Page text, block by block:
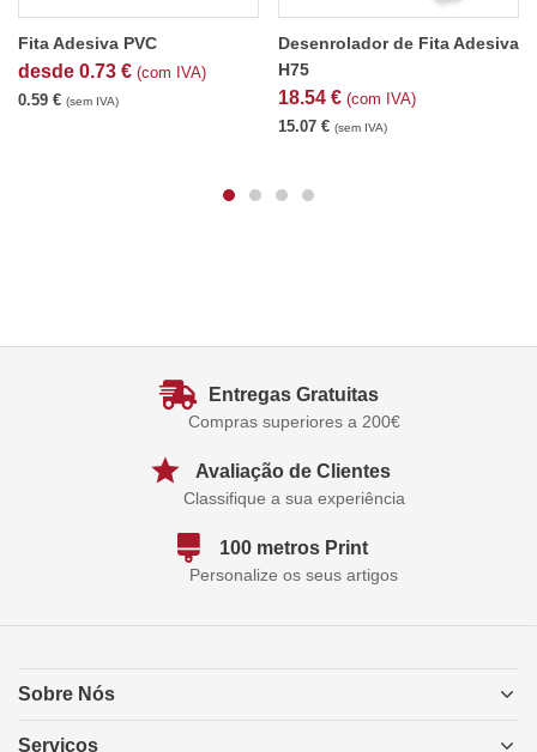
Fita Adesiva PVC
desde 0.73 € (com IVA)
0.59 € (sem IVA)
Desenrolador de Fita Adesiva
H75
18.54 € (com IVA)
15.07 € (sem IVA)
Entregas Gratuitas
Compras superiores a 200€
Avaliação de Clientes
Classifique a sua experiência
100 metros Print
Personalize os seus artigos
Sobre Nós
Serviços